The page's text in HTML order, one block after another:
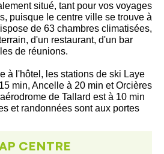
situé, tant pour vos voyages
puisque le centre ville se trouve à
de 63 chambres climatisées,
d'un restaurant, d'un bar
de réunions.
à l'hôtel, les stations de ski Laye
min, Ancelle à 20 min et Orcières
de Tallard est à 10 min
et randonnées sont aux portes
CENTRE